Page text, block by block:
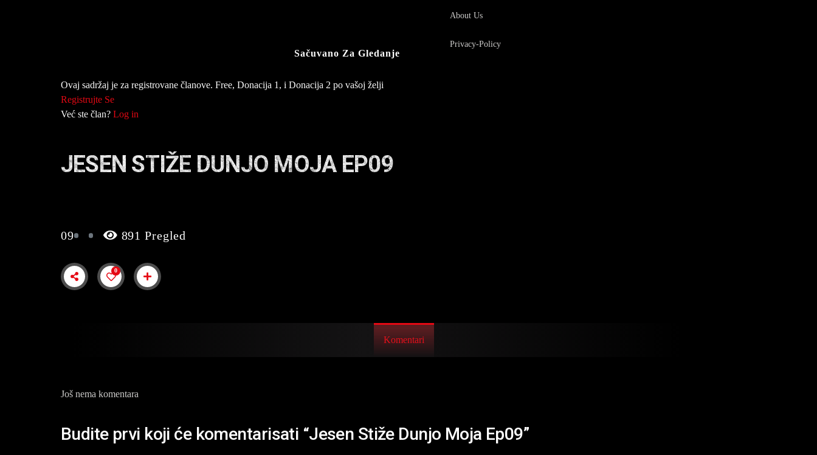
Sačuvano Za Gledanje
About Us
Privacy-Policy
Ovaj sadržaj je za registrovane članove. Free, Donacija 1, i Donacija 2 po vašoj želji
Registrujte Se
Već ste član? Log in
JESEN STIŽE DUNJO MOJA EP09
09 891 Pregled
0
Komentari
Još nema komentara
Budite prvi koji će komentarisati “Jesen Stiže Dunjo Moja Ep09”